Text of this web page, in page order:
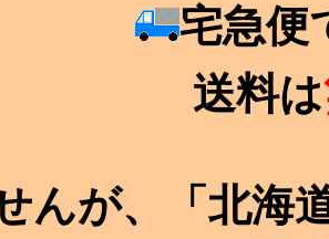
宅急便
送料は
んが、「北海